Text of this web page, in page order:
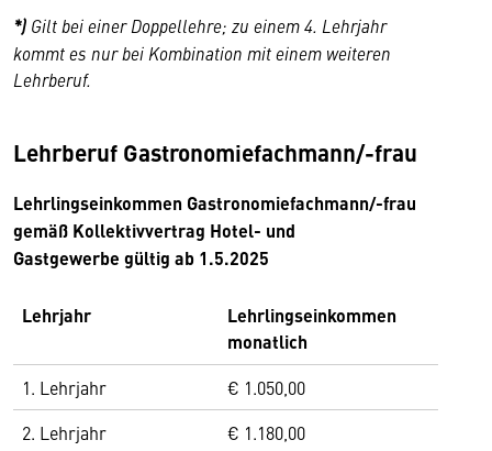
*) Gilt bei einer Doppellehre; zu einem 4. Lehrjahr
kommt es nur bei Kombination mit einem weiteren
Lehrberuf.
Lehrberuf Gastronomiefachmann/-frau
Lehrlingseinkommen Gastronomiefachmann/-frau
gemäß Kollektivvertrag Hotel- und
Gastgewerbe gültig ab 1.5.2025
Lehrjahr
Lehrlingseinkommen
monatlich
1. Lehrjahr
€ 1.050,00
2. Lehrjahr
€ 1.180,00